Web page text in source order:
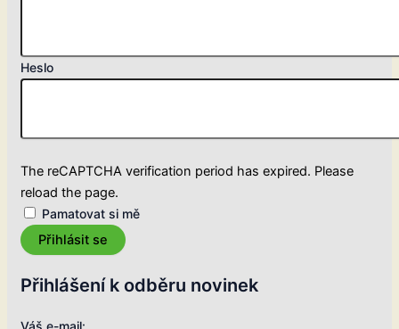
Heslo
The reCAPTCHA verification period has expired. Please
reload the page.
Pamatovat si mě
Přihlásit se
Přihlášení k odběru novinek
Váš e-mail: